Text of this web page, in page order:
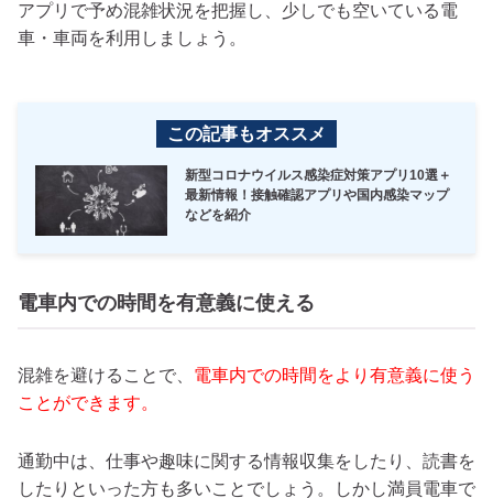
アプリで予め混雑状況を把握し、少しでも空いている電
車・車両を利用しましょう。
この記事もオススメ
新型コロナウイルス感染症対策アプリ10選＋
最新情報！接触確認アプリや国内感染マップ
などを紹介
電車内での時間を有意義に使える
混雑を避けることで、 電車内での時間をより有意義に使う
ことができます。
通勤中は、仕事や趣味に関する情報収集をしたり、読書を
したりといった方も多いことでしょう。しかし満員電車で